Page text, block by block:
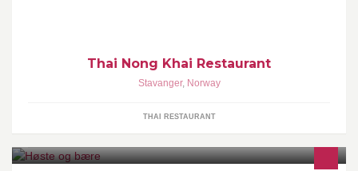
Thai Nong Khai Restaurant
Stavanger, Norway
THAI RESTAURANT